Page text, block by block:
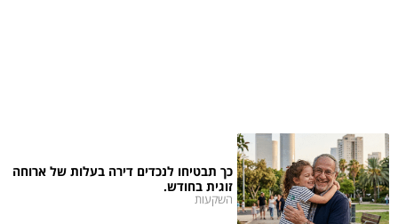
כך תבטיחו לנכדים דירה בעלות של ארוחה
זוגית בחודש.
השקעות